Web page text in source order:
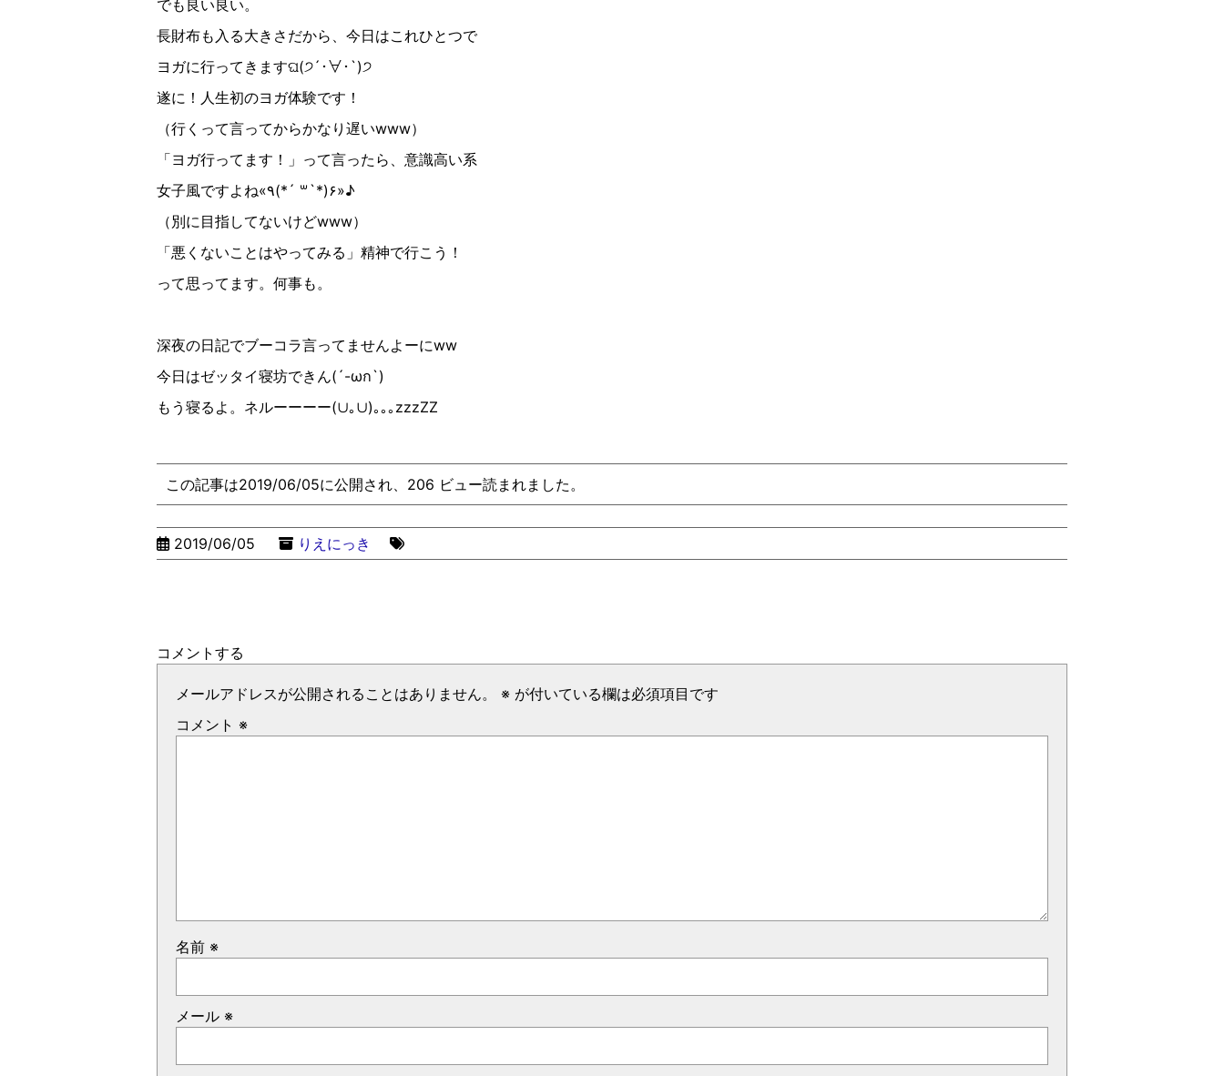
でも良い良い。
長財布も入る大きさだから、今日はこれひとつで
ヨガに行ってきますଘ(੭´ ･∀︎･ `)੭
遂に！人生初のヨガ体験です！
（行くって言ってからかなり遅いwww）
「ヨガ行ってます！」って言ったら、意識高い系
女子風ですよね«٩(*´ ꒳ `*)۶»♪︎
（別に目指してないけどwww）
「悪くないことはやってみる」精神で行こう！
って思ってます。何事も。
深夜の日記でブーコラ言ってませんよーにww
今日はゼッタイ寝坊できん( ´-ωก`)
もう寝るよ。ネルーーーー(∪︎｡∪︎)｡｡｡ zzzZZ
この記事は2019/06/05に公開され、206 ビュー読まれました。
2019/06/05 りえにっき
コメントする
メールアドレスが公開されることはありません。 ※ が付いている欄は必須項目です
コメント ※
名前 ※
メール ※